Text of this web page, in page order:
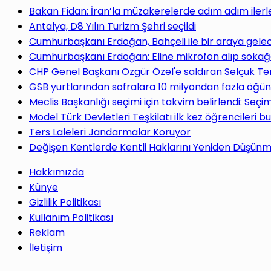
yap
...
Bakan Fidan: İran’la müzakerelerde adım adım
Antalya, D8 Yılın Turizm Şehri seçildi
Cumhurbaşkanı Erdoğan, Bahçeli ile bir araya
Cumhurbaşkanı Erdoğan: Eline mikrofon alıp
CHP Genel Başkanı Özgür Özel'e saldıran Selçuk
GSB yurtlarından sofralara 10 milyondan fazla öğün
Meclis Başkanlığı seçimi için takvim belirlendi:
Model Türk Devletleri Teşkilatı ilk kez öğrencileri
Ters Laleleri Jandarmalar Koruyor
Değişen Kentlerde Kentli Haklarını Yeniden
Hakkımızda
Künye
Gizlilik Politikası
Kullanım Politikası
Reklam
İletişim